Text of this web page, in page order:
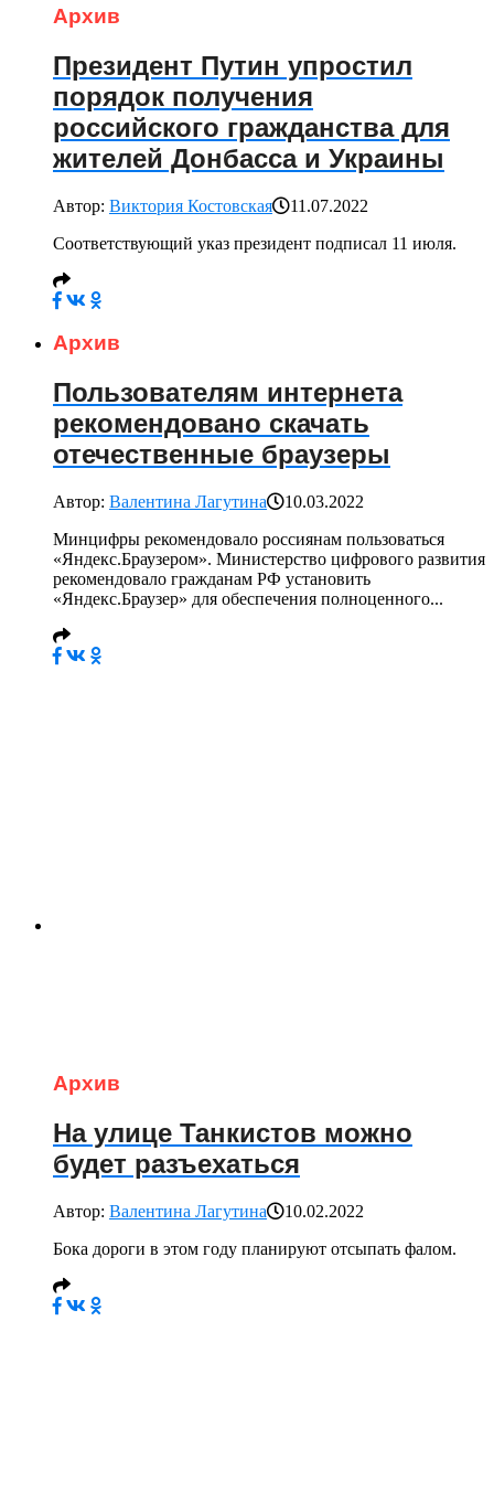
Архив
Президент Путин упростил
порядок получения
российского гражданства для
жителей Донбасса и Украины
Автор: Виктория Костовская
11.07.2022
Соответствующий указ президент подписал 11 июля.
Архив
Пользователям интернета
рекомендовано скачать
отечественные браузеры
Автор: Валентина Лагутина
10.03.2022
Минцифры рекомендовало россиянам пользоваться
«Яндекс.Браузером». Министерство цифрового развития
рекомендовало гражданам РФ установить
«Яндекс.Браузер» для обеспечения полноценного...
Архив
На улице Танкистов можно
будет разъехаться
Автор: Валентина Лагутина
10.02.2022
Бока дороги в этом году планируют отсыпать фалом.